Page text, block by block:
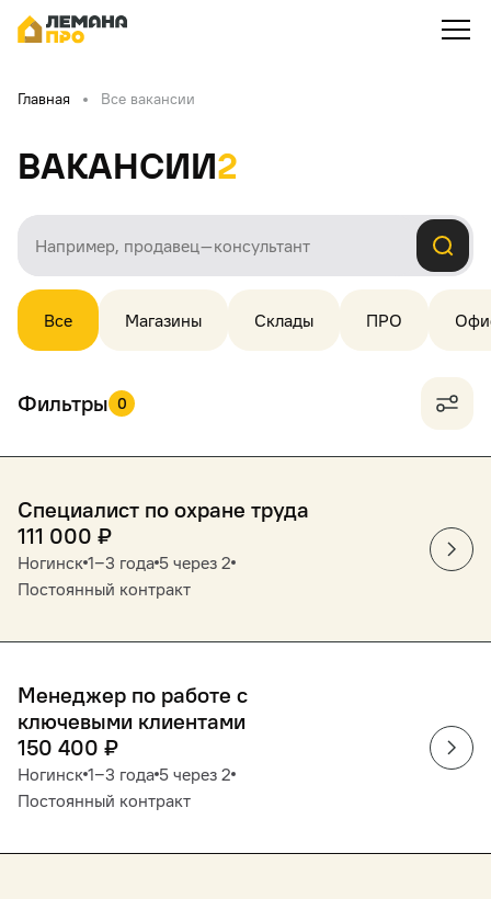
Главная Все вакансии
Вакансии2
Все Магазины Склады ПРО
Фильтры 0
Специалист по охране труда
111 000 ₽
Ногинск 1‒3 года 5 через 2
Постоянный контракт
Менеджер по работе с
ключевыми клиентами
150 400 ₽
Ногинск 1‒3 года 5 через 2
Постоянный контракт